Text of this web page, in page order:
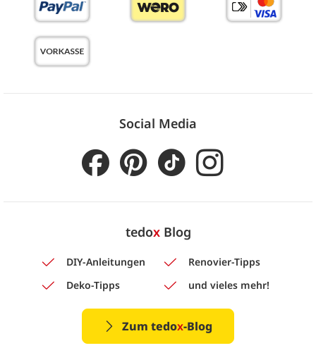
Social Media
tedoxBlog
DIY-Anleitungen
Renovier-Tipps
Deko-Tipps
und vieles mehr!
Zum tedox-Blog